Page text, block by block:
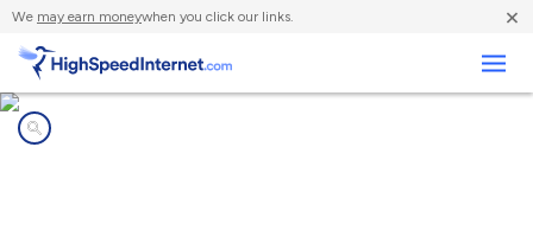
We may earn moneywhen you click our links. ×